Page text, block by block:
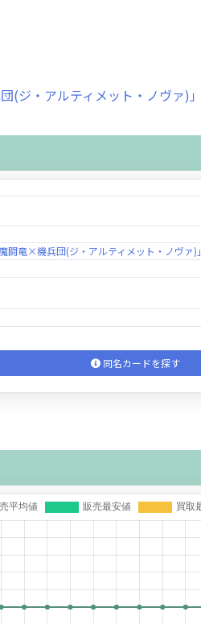
ジ・アルティメット・ノヴァ)」
闘竜×機兵団(ジ・アルティメット・ノヴァ)」
同名カードを探す